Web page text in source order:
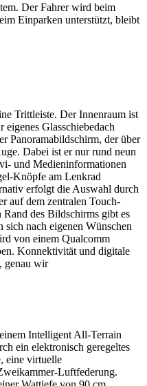
Der Fahrer wird beim
Einparken unterstützt, bleibt
Trittleiste. Der Innenraum ist
Glasschiebedach
Panoramabildschirm, der über
Dabei ist er nur rund neun
und Medieninformationen
Knöpfe am Lenkrad
erfolgt die Auswahl durch
auf dem zentralen Touch-
des Bildschirms gibt es
sich nach eigenen Wünschen
von einem Qualcomm
Konnektivität und digitale
genau wir
Intelligent All-Terrain
ein elektronisch geregeltes
eine virtuelle
Luftfederung.